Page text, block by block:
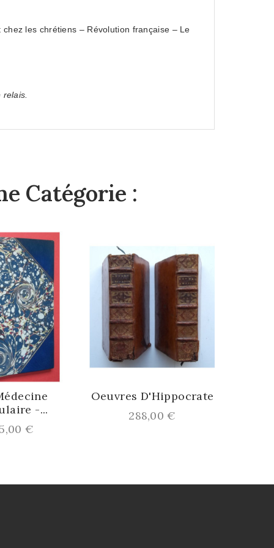
les chrétiens – Révolution française – Le
relais.
Catégorie :
-...
€
Oeuvres D'Hippocrate
Prix
288,00 €